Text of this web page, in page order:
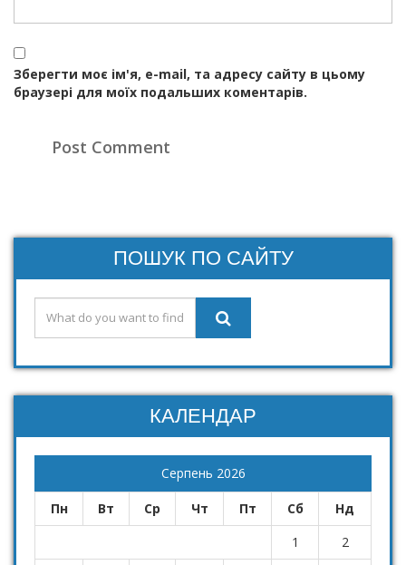
Зберегти моє ім'я, e-mail, та адресу сайту в цьому
браузері для моїх подальших коментарів.
ПОШУК ПО САЙТУ
КАЛЕНДАР
Серпень 2026
Пн Вт Ср Чт Пт Сб
Нд
1
2